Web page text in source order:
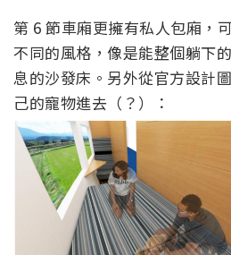
第 6 節車廂更擁有私人包廂，
不同的風格，像是能整個躺下
息的沙發床。另外從官方設計
己的寵物進去（？）：